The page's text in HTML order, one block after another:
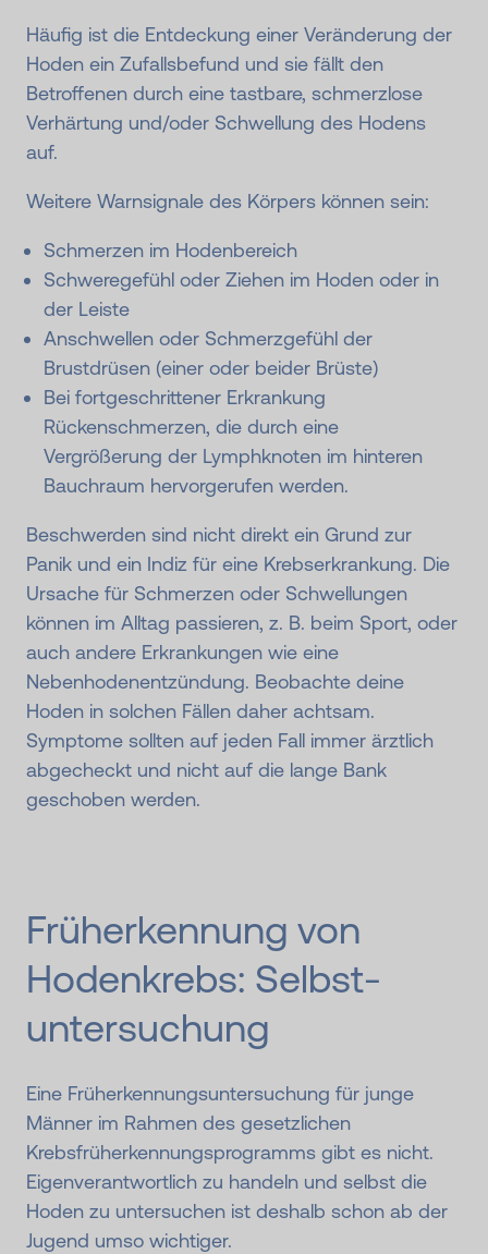
Häufig ist die Entdeckung einer Veränderung der
Hoden ein Zufallsbefund und sie fällt den
Betroffenen durch eine tastbare, schmerzlose
Verhärtung und/oder Schwellung des Hodens
auf.
Weitere Warnsignale des Körpers können sein:
Schmerzen im Hodenbereich
Schweregefühl oder Ziehen im Hoden oder in
der Leiste
Anschwellen oder Schmerzgefühl der
Brustdrüsen (einer oder beider Brüste)
Bei fortgeschrittener Erkrankung
Rückenschmerzen, die durch eine
Vergrößerung der Lymphknoten im hinteren
Bauchraum hervorgerufen werden.
Beschwerden sind nicht direkt ein Grund zur
Panik und ein Indiz für eine Krebserkrankung. Die
Ursache für Schmerzen oder Schwellungen
können im Alltag passieren, z. B. beim Sport, oder
auch andere Erkrankungen wie eine
Nebenhodenentzündung. Beobachte deine
Hoden in solchen Fällen daher achtsam.
Symptome sollten auf jeden Fall immer ärztlich
abgecheckt und nicht auf die lange Bank
geschoben werden.
Früherkennung von
Hodenkrebs: Selbst­
unter­suchung
Eine Früherkennungsuntersuchung für junge
Männer im Rahmen des gesetzlichen
Krebsfrüherkennungsprogramms gibt es nicht.
Eigenverantwortlich zu handeln und selbst die
Hoden zu untersuchen ist deshalb schon ab der
Jugend umso wichtiger.